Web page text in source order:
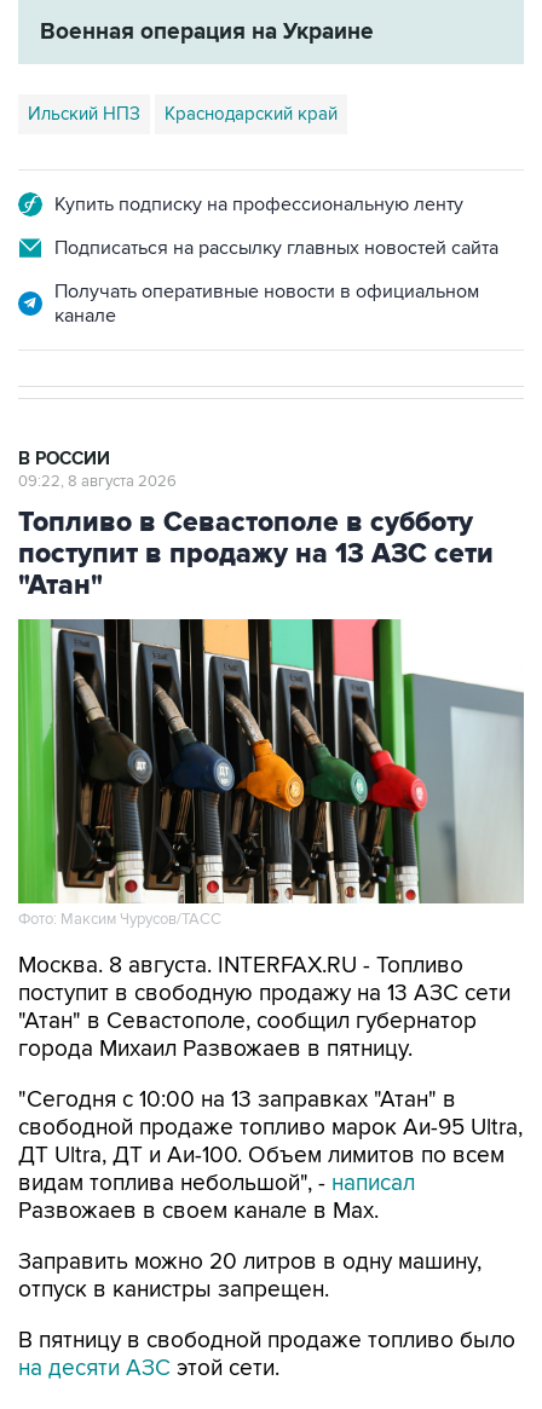
Ильский НПЗ Краснодарский край
Подписаться на рассылку главных новостей сайта
Получать оперативные новости в официальном
Топливо в Севастополе в субботу
поступит в продажу на 13 АЗС сети
"Атан"
Фото: Максим Чурусов/ТАСС
Москва. 8 августа. INTERFAX.RU - Топливо
"Атан" в Севастополе, сообщил губернатор
города Михаил Развожаев в пятницу.
"Сегодня с 10:00 на 13 заправках "Атан" в
ДТ Ultra, ДТ и Аи-100. Объем лимитов по всем
видам топлива небольшой", - написал
Развожаев в своем канале в Max.
Заправить можно 20 литров в одну машину,
В пятницу в свободной продаже топливо было
Как сообщалось, 22 мая из-за логистических